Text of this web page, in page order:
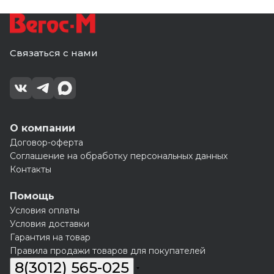
Связаться с нами
О компании
Договор-оферта
Соглашение на обработку персональных данных
Контакты
Помощь
Условия оплаты
Условия доставки
Гарантия на товар
Правила продажи товаров для покупателей
8(3012) 565-025